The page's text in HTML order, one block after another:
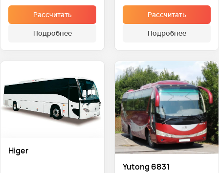
Рассчитать
Подробнее
Рассчитать
Подробнее
Higer
Yutong 6831